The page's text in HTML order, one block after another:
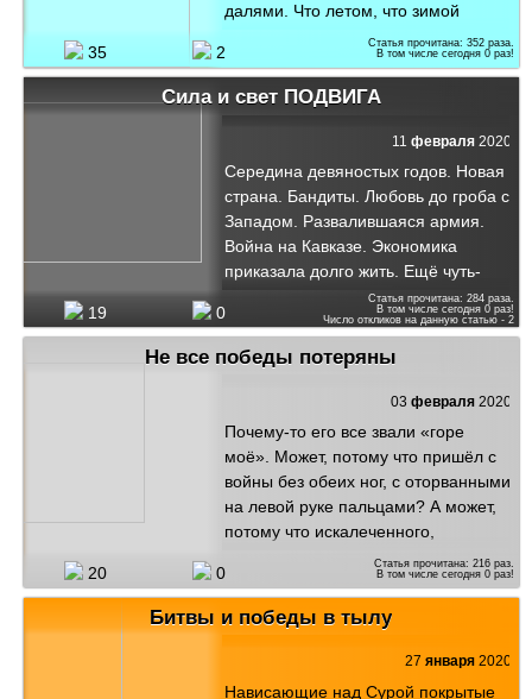
далями. Что летом, что зимой
-одинаково раздольно и красиво. В
воздухе переплетались ароматы
трав, цветов и леса. Голова
кружилась от их насыщенности. А
зимой, особенно в сильный мороз,
одно дело своеобразное
ослепительно белое волшебство, а
другое – воздух. Буквально пьёшь
здоровье и очищаешь им
«загазованное» городом нутро. А уж
если окрестные леса охватит
инеем, то даже не веришь, что ты
на земле, что где-то, что-то и кто-то
страдает, мучается и претерпевает.
35 2
Статья прочитана: 352раза.
В том числе сегодня 0раз!
Сила и свет ПОДВИГА
11 февраля2020
Середина девяностых годов. Новая
страна. Бандиты. Любовь до гроба с
Западом. Развалившаяся армия.
Война на Кавказе. Экономика
приказала долго жить. Ещё чуть-
чуть и страна перестаёт быть
страной. В это смутное время
меня сподобило познакомиться с
человеком, которого знал почти
весь мир. Его звали Михаил
Петрович Девятаев.
19 0
Статья прочитана: 284раза.
В том числе сегодня 0раз!
Число откликов на данную статью - 2
Не все победы потеряны
03 февраля2020
Почему-то его все звали «горе
моё». Может, потому что пришёл с
войны без обеих ног, с оторванными
на левой руке пальцами? А может,
потому что искалеченного,
контуженного-переконтуженнного
не захотели принимать дома на
Украине и эшелон, с такими же, как
и он инвалидами, доставил его в
Мордовию, в инвалидный дом. А
может, потому что уже когда
20 0
Статья прочитана: 216раз.
В том числе сегодня 0раз!
Битвы и победы в тылу
27 января2020
Нависающие над Сурой покрытые